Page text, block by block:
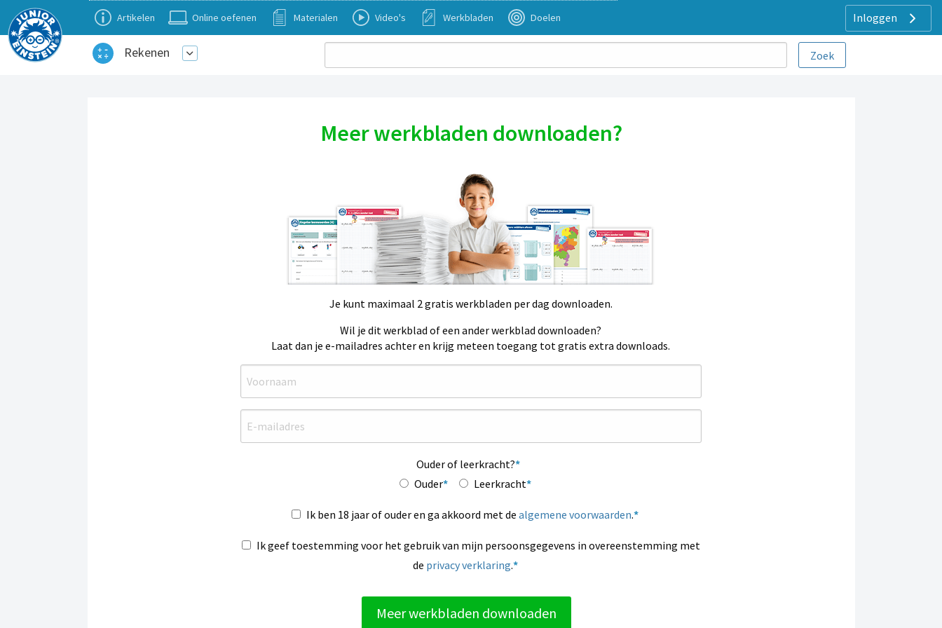
Inloggen
Artikelen Online oefenen Materialen Video's Werkbladen Doelen
Rekenen
Meer werkbladen downloaden?
Je kunt maximaal 2 gratis werkbladen per dag downloaden.
Wil je dit werkblad of een ander werkblad downloaden?
Laat dan je e-mailadres achter en krijg meteen toegang tot gratis extra downloads.
Ouder of leerkracht?
Ouder
Leerkracht
Ik ben 18 jaar of ouder en ga akkoord met dealgemene voorwaarden.
Ik geef toestemming voor het gebruik van mijn persoonsgegevens in overeenstemming met
de privacy verklaring.